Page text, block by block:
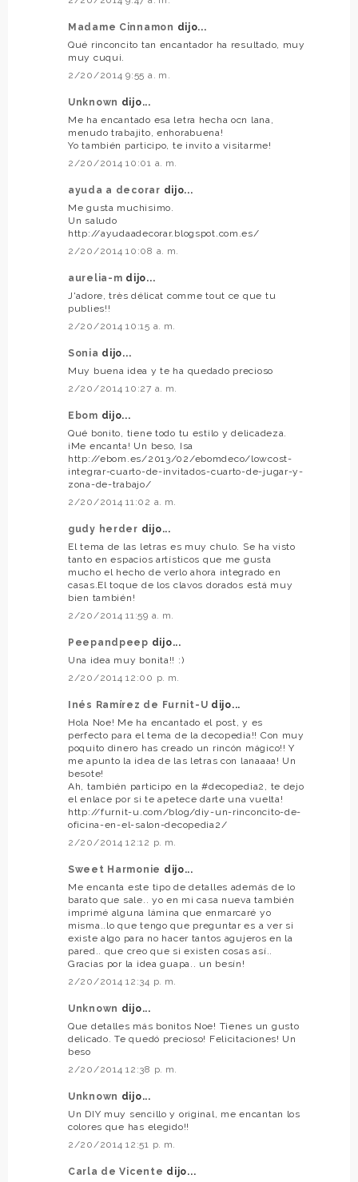
Madame Cinnamon dijo...
Qué rinconcito tan encantador ha resultado, muy
muy cuqui.
2/20/2014 9:55 a. m.
Unknown dijo...
Me ha encantado esa letra hecha ocn lana,
menudo trabajito, enhorabuena!
Yo también participo, te invito a visitarme!
2/20/2014 10:01 a. m.
ayuda a decorar dijo...
Me gusta muchisimo.
Un saludo
http://ayudaadecorar.blogspot.com.es/
2/20/2014 10:08 a. m.
aurelia-m dijo...
J'adore, très délicat comme tout ce que tu
publies!!
2/20/2014 10:15 a. m.
Sonia dijo...
Muy buena idea y te ha quedado precioso
2/20/2014 10:27 a. m.
Ebom dijo...
Qué bonito, tiene todo tu estilo y delicadeza.
¡Me encanta! Un beso, Isa
http://ebom.es/2013/02/ebomdeco/lowcost-
integrar-cuarto-de-invitados-cuarto-de-jugar-y-
zona-de-trabajo/
2/20/2014 11:02 a. m.
gudy herder dijo...
El tema de las letras es muy chulo. Se ha visto
tanto en espacios artísticos que me gusta
mucho el hecho de verlo ahora integrado en
casas.El toque de los clavos dorados está muy
bien también!
2/20/2014 11:59 a. m.
Peepandpeep dijo...
Una idea muy bonita!! :)
2/20/2014 12:00 p. m.
Inés Ramírez de Furnit-U dijo...
Hola Noe! Me ha encantado el post, y es
perfecto para el tema de la decopedia!! Con muy
poquito dinero has creado un rincón mágico!! Y
me apunto la idea de las letras con lanaaaa! Un
besote!
Ah, también participo en la #decopedia2, te dejo
el enlace por si te apetece darte una vuelta!
http://furnit-u.com/blog/diy-un-rinconcito-de-
oficina-en-el-salon-decopedia2/
2/20/2014 12:12 p. m.
Sweet Harmonie dijo...
Me encanta este tipo de detalles además de lo
barato que sale.. yo en mi casa nueva también
imprimé alguna lámina que enmarcaré yo
misma..lo que tengo que preguntar es a ver si
existe algo para no hacer tantos agujeros en la
pared.. que creo que si existen cosas así..
Gracias por la idea guapa.. un besín!
2/20/2014 12:34 p. m.
Unknown dijo...
Que detalles más bonitos Noe! Tienes un gusto
delicado. Te quedó precioso! Felicitaciones! Un
beso
2/20/2014 12:38 p. m.
Unknown dijo...
Un DIY muy sencillo y original, me encantan los
colores que has elegido!!
2/20/2014 12:51 p. m.
Carla de Vicente dijo...